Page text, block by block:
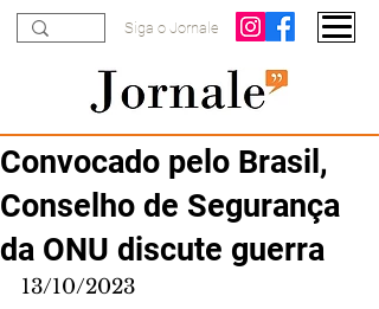
Siga o Jornale
Convocado pelo Brasil,
Conselho de Segurança
da ONU discute guerra
13/10/2023